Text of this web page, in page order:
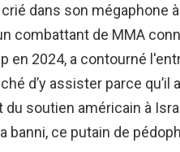
dans son mégaphone
combattant de MMA
en 2024, a contourné
d’y assister parce qu’il
soutien américain à
banni, ce putain de